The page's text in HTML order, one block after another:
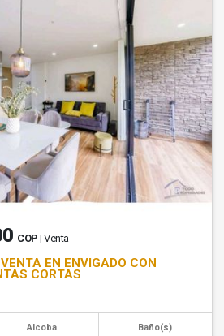
COP | Venta
EN ENVIGADO CON
CORTAS
Alcoba Baño(s)